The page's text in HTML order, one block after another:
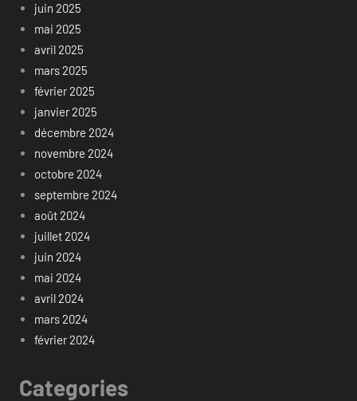
juin 2025
mai 2025
avril 2025
mars 2025
février 2025
janvier 2025
décembre 2024
novembre 2024
octobre 2024
septembre 2024
août 2024
juillet 2024
juin 2024
mai 2024
avril 2024
mars 2024
février 2024
Categories